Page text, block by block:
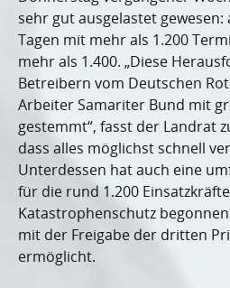
sehr gut ausgelastet
Tagen mit mehr als 1.200
mehr als 1.400. „Diese
Betreibern vom Deutschen
Arbeiter Samariter Bund mit
gestemmt“, fasst der Landrat
dass alles möglichst schnell
Unterdessen hat auch eine
für die rund 1.200
Katastrophenschutz
mit der Freigabe der dritten
ermöglicht.